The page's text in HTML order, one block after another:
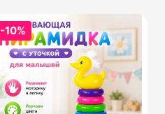
-10%